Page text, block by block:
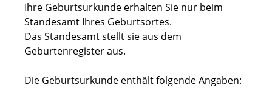
Ihre Geburtsurkunde erhalten Sie nur beim
Standesamt Ihres Geburtsortes.
Das Standesamt stellt sie aus dem
Geburtenregister aus.
Die Geburtsurkunde enthält folgende Angaben: